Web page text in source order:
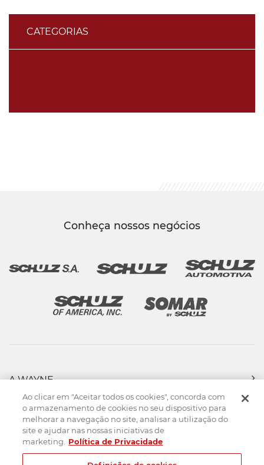
CATEGORIAS
Conheça nossos negócios
A WAYNE
PRODUTOS
FORÇA DE VENDAS
ASSISTÊNCIA TÉCNICA
DOWNLOADS
CONTATO
Ao clicar em "Aceitar todos os cookies", concorda com
o armazenamento de cookies no seu dispositivo para
melhorar a navegação no site, analisar a utilização do
site e ajudar nas nossas iniciativas de
marketing.
Política de Privacidade